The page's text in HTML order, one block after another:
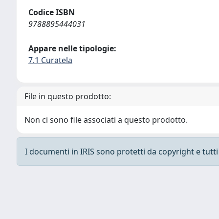
Codice ISBN
9788895444031
Appare nelle tipologie:
7.1 Curatela
File in questo prodotto:
Non ci sono file associati a questo prodotto.
I documenti in IRIS sono protetti da copyright e